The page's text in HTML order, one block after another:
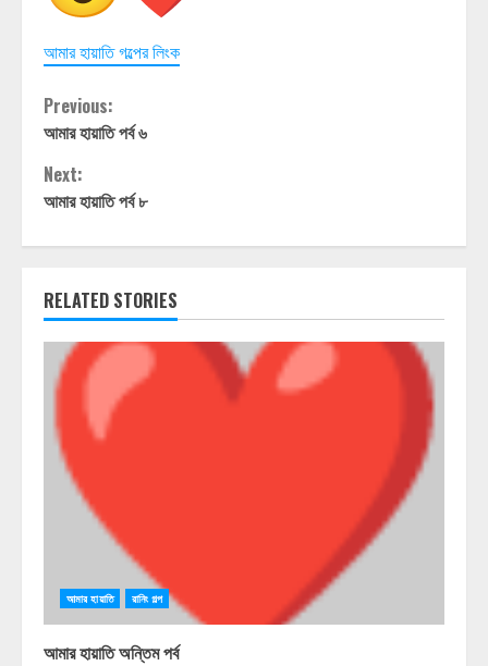
আমার হায়াতি গল্পের লিংক
Continue
Reading
Previous:
আমার হায়াতি পর্ব ৬
Next:
আমার হায়াতি পর্ব ৮
RELATED STORIES
আমার হায়াতি রানিং গল্প
আমার হায়াতি অন্তিম পর্ব